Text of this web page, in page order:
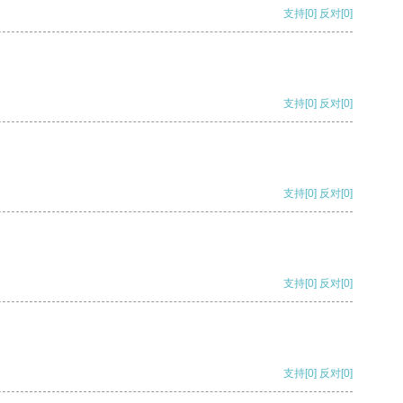
支持[0] 反对[0]
支持[0] 反对[0]
支持[0] 反对[0]
支持[0] 反对[0]
支持[0] 反对[0]